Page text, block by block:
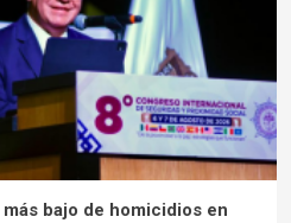
bajo de homicidios en